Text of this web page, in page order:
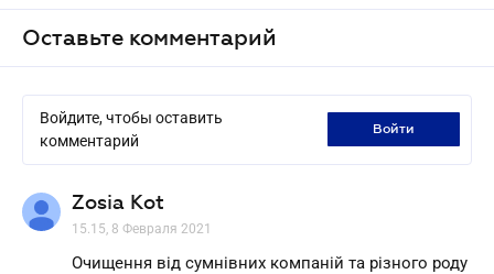
Оставьте комментарий
Войдите, чтобы оставить
комментарий
войти
Zosia Kot
15.15, 8 Февраля 2021
Очищення від сумнівних компаній та різного роду